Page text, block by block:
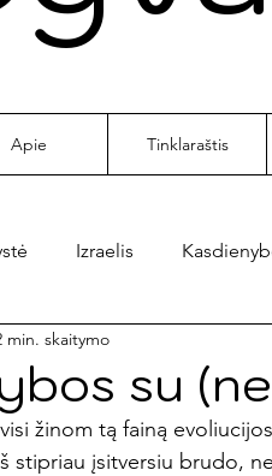
Apie Tinklaraštis
Izraelis
Įkvėpimai
su
min. skaitymo
žinom tą fainą
stipriau įsitversiu brudo,